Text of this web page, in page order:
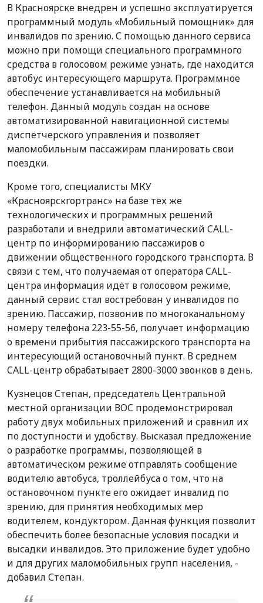
В Красноярске внедрен и успешно эксплуатируется
программный модуль «Мобильный помощник» для
инвалидов по зрению. С помощью данного сервиса
можно при помощи специального программного
средства в голосовом режиме узнать, где находится
автобус интересующего маршрута. Программное
обеспечение устанавливается на мобильный
телефон. Данный модуль создан на основе
автоматизированной навигационной системы
диспетчерского управления и позволяет
маломобильным пассажирам планировать свои
поездки.
Кроме того, специалисты МКУ
«Красноярскгортранс» на базе тех же
технологических и программных решений
разработали и внедрили автоматический CALL-
центр по информированию пассажиров о
движении общественного городского транспорта. В
связи с тем, что получаемая от оператора CALL-
центра информация идёт в голосовом режиме,
данный сервис стал востребован у инвалидов по
зрению. Пассажир, позвонив по многоканальному
номеру телефона 223-55-56, получает информацию
о времени прибытия пассажирского транспорта на
интересующий остановочный пункт. В среднем
CALL-центр обрабатывает 2800-3000 звонков в день.
Кузнецов Степан, председатель Центральной
местной организации ВОС продемонстрировал
работу двух мобильных приложений и сравнил их
по доступности и удобству. Высказал предложение
о разработке программы, позволяющей в
автоматическом режиме отправлять сообщение
водителю автобуса, троллейбуса о том, что на
остановочном пункте его ожидает инвалид по
зрению, для принятия необходимых мер
водителем, кондуктором. Данная функция позволит
обеспечить более безопасные условия посадки и
высадки инвалидов. Это приложение будет удобно
и для других маломобильных групп населения, -
добавил Степан.